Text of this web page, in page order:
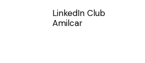
LinkedIn Club
Amilcar